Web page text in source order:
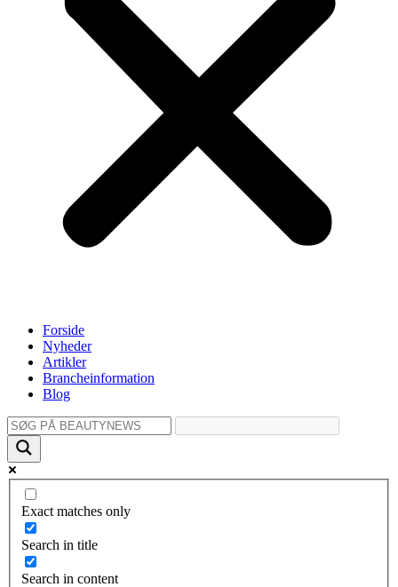
Forside
Nyheder
Artikler
Brancheinformation
Blog
Exact matches only
Search in title
Search in content